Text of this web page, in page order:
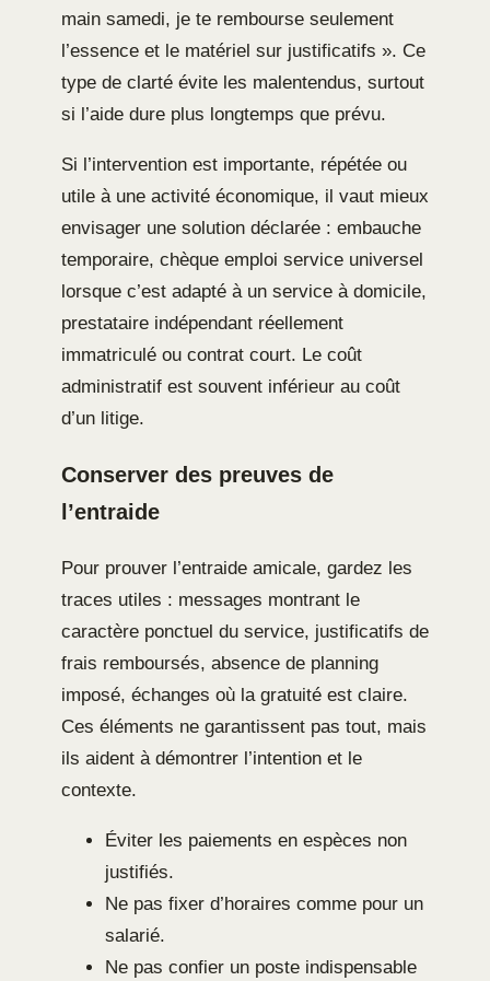
main samedi, je te rembourse seulement
l’essence et le matériel sur justificatifs ». Ce
type de clarté évite les malentendus, surtout
si l’aide dure plus longtemps que prévu.
Si l’intervention est importante, répétée ou
utile à une activité économique, il vaut mieux
envisager une solution déclarée : embauche
temporaire, chèque emploi service universel
lorsque c’est adapté à un service à domicile,
prestataire indépendant réellement
immatriculé ou contrat court. Le coût
administratif est souvent inférieur au coût
d’un litige.
Conserver des preuves de
l’entraide
Pour prouver l’entraide amicale, gardez les
traces utiles : messages montrant le
caractère ponctuel du service, justificatifs de
frais remboursés, absence de planning
imposé, échanges où la gratuité est claire.
Ces éléments ne garantissent pas tout, mais
ils aident à démontrer l’intention et le
contexte.
Éviter les paiements en espèces non
justifiés.
Ne pas fixer d’horaires comme pour un
salarié.
Ne pas confier un poste indispensable